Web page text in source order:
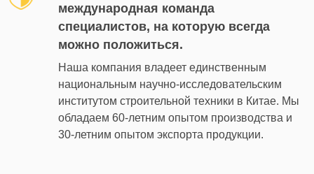
международная команда
специалистов, на которую всегда
можно положиться.
Наша компания владеет единственным
национальным научно-исследовательским
институтом строительной техники в Китае. Мы
обладаем 60-летним опытом производства и
30-летним опытом экспорта продукции.